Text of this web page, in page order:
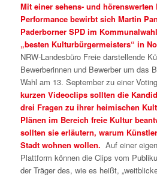
Mit einer sehens- und hörenswerten
Performance bewirbt sich Martin
Paderborner SPD im
„besten Kulturbürgermeisters“ in
NRW-Landesbüro Freie darstellende
Bewerberinnen und Bewerber um das
Wahl am 13. September zu einer
kurzen Videoclips sollten die
drei Fragen zu ihrer heimischen
Plänen im Bereich freie Kultur
sollten sie erläutern, warum
Stadt wohnen wollen. Auf einer
Plattform können die Clips vom
der Träger des, wie es heißt,